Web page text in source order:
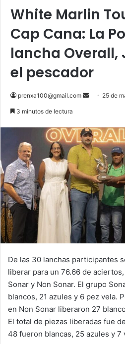
White Marlin
Cap Cana: La
lancha Overall,
el pescador
prenxa100@gmail.com
Send 25 de
3 minutos de lectura
De las 30 lanchas participantes
liberar para un 76.66 de
Sonar y Non Sonar. El grupo
blancos, 21 azules y 6 pez vela.
en Non Sonar liberaron 27
El total de piezas liberadas fue
48 fueron blancas, 25 azules y 7